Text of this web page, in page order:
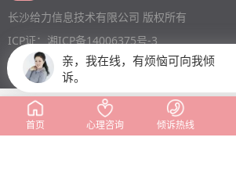
亲，我在线，有烦恼可向我倾
诉。
首页 心理咨询 倾诉热线
长沙给力信息技术有限公司 版权所有
ICP证：湘ICP备14006375号-3